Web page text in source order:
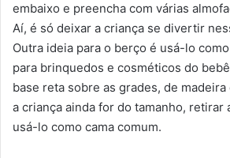
embaixo e preencha com várias
Aí, é só deixar a criança se divertir
Outra ideia para o berço é usá-lo
para brinquedos e cosméticos do
base reta sobre as grades, de
a criança ainda for do tamanho, retirar
usá-lo como cama comum.